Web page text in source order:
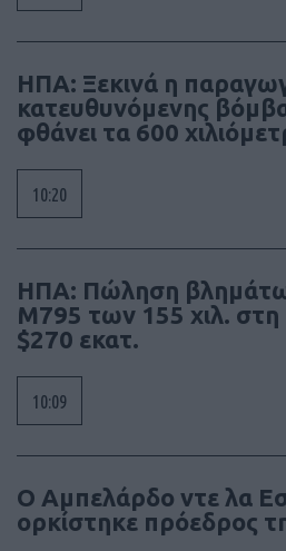
ΗΠΑ: Ξεκινά η
κατευθυνόμενης
φθάνει τα 600
10:20
ΗΠΑ: Πώληση
M795 των 155 χιλ. στη
$270 εκατ.
10:09
Ο Αμπελάρδο ντε λα
ορκίστηκε πρόεδρος